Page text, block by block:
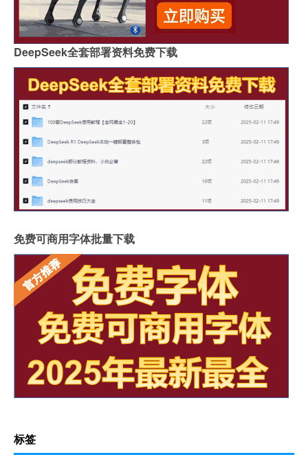
DeepSeek全套部署资料免费下载
免费可商用字体批量下载
标签